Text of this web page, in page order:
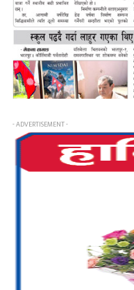
- ADVERTISEMENT -